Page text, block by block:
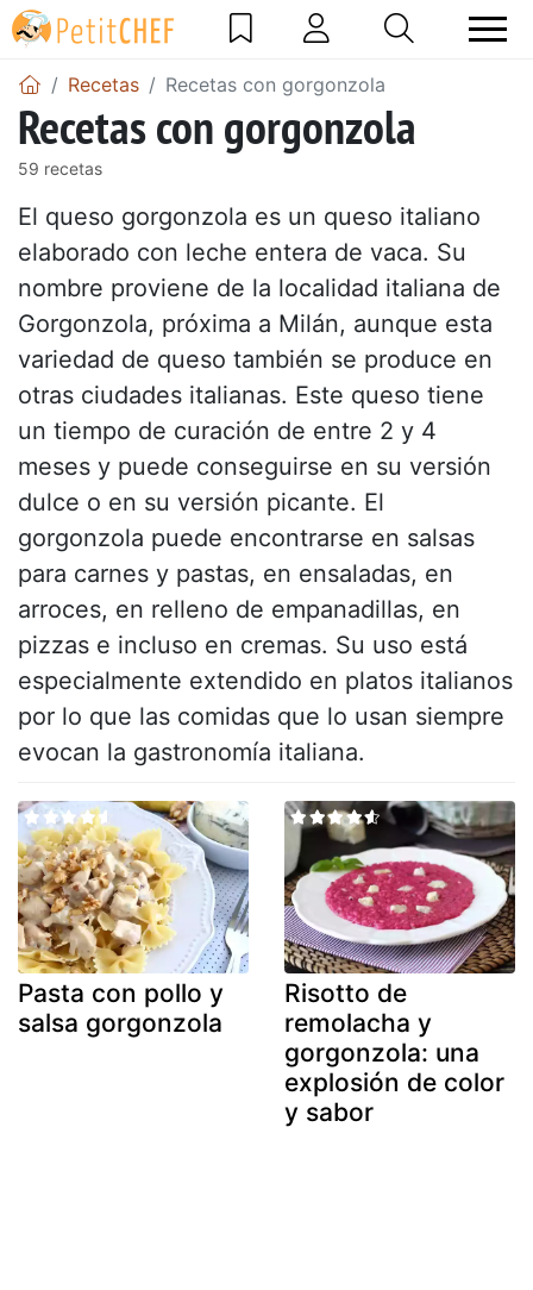
Recetas Recetas con gorgonzola
Recetas con gorgonzola
59 recetas
El queso gorgonzola es un queso italiano
elaborado con leche entera de vaca. Su
nombre proviene de la localidad italiana de
Gorgonzola, próxima a Milán, aunque esta
variedad de queso también se produce en
otras ciudades italianas. Este queso tiene
un tiempo de curación de entre 2 y 4
meses y puede conseguirse en su versión
dulce o en su versión picante. El
gorgonzola puede encontrarse en salsas
para carnes y pastas, en ensaladas, en
arroces, en relleno de empanadillas, en
pizzas e incluso en cremas. Su uso está
especialmente extendido en platos italianos
por lo que las comidas que lo usan siempre
evocan la gastronomía italiana.
Pasta con pollo y
salsa gorgonzola
Risotto de
remolacha y
gorgonzola: una
explosión de color
y sabor